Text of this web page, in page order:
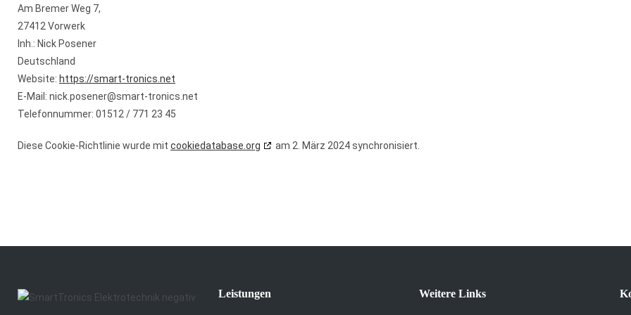
Am Bremer Weg 7,
27412 Vorwerk
Inh.: Nick Posener
Deutschland
Website: https://smart-tronics.net
E-Mail: nick.posener@smart-tronics.net
Telefonnummer: 01512 / 771 23 45
Diese Cookie-Richtlinie wurde mit cookiedatabase.org am 2. März 2024 synchronisiert.
Leistungen Weitere Links